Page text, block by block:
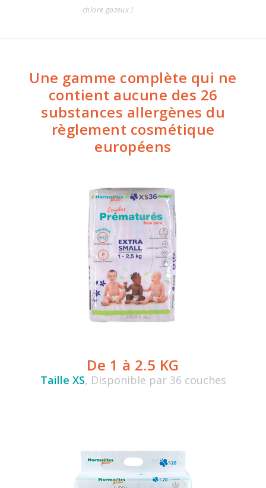
chlore gazeux !
Une gamme complète qui ne
contient aucune des 26
substances allergènes du
règlement cosmétique
européens
De 1 à 2.5 KG
Taille XS, Disponible par 36 couches